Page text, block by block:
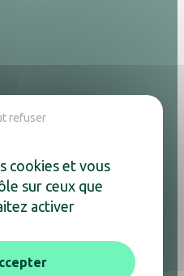
cookies et vous
sur ceux que
activer
refuser